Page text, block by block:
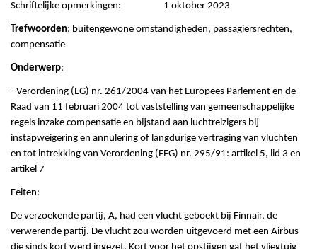
Schriftelijke opmerkingen: 1 oktober 2023
Trefwoorden: buitengewone omstandigheden, passagiersrechten,
compensatie
Onderwerp:
- Verordening (EG) nr. 261/2004 van het Europees Parlement en de
Raad van 11 februari 2004 tot vaststelling van gemeenschappelĳke
regels inzake compensatie en bĳstand aan luchtreizigers bĳ
instapweigering en annulering of langdurige vertraging van vluchten
en tot intrekking van Verordening (EEG) nr. 295/91: artikel 5, lid 3 en
artikel 7
Feiten:
De verzoekende partij, A, had een vlucht geboekt bij Finnair, de
verwerende partij. De vlucht zou worden uitgevoerd met een Airbus